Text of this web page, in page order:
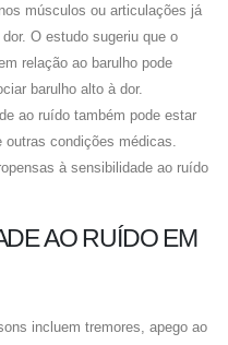
músculos ou articulações já
O estudo sugeriu que o
relação ao barulho pode
barulho alto à dor.
ao ruído também pode estar
condições médicas.
à sensibilidade ao ruído
AO RUÍDO EM
incluem tremores, apego ao